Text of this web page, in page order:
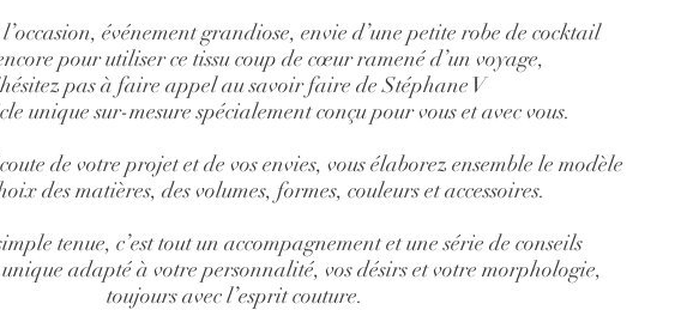
événement grandiose, envie d’une petite robe de cocktail
pour utiliser ce tissu coup de cœur ramené d’un voyage,
pas à faire appel au savoir faire de Stéphane V
unique sur-mesure spécialement conçu pour vous et avec vous.
de votre projet et de vos envies, vous élaborez ensemble le modèle
des matières, des volumes, formes, couleurs et accessoires.
tenue, c’est tout un accompagnement et une série de conseils
adapté à votre personnalité, vos désirs et votre morphologie,
toujours avec l’esprit couture.